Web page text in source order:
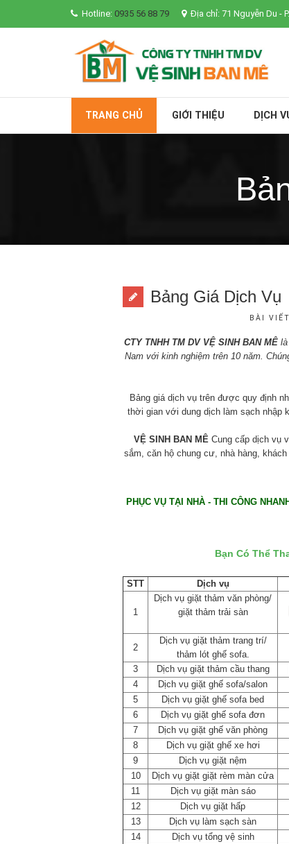
Hotline: 0935 56 88 79 Địa chỉ: 71 Nguyễn Du -
TRANG CHỦ GIỚI THIỆU DỊCH
Bảng Giá Dịch Vụ
BÀI
CTY TNHH TM DV VỆ SINH BAN MÊ
Nam với kinh nghiệm trên 10 năm.
Bảng giá dịch vụ trên được quy định
thời gian với dung dịch làm sạch nhập
VỆ SINH BAN MÊCung cấp dịch vụ
sắm, căn hộ chung cư, nhà hàng,
PHỤC VỤ TẠI NHÀ - THI CÔNG
Bạn Có Thể
STT Dịch vụ
1
Dịch vụ giặt thảm văn phòng/
giặt thảm trải sàn
2
Dịch vụ giặt thảm trang trí/
thảm lót ghế sofa.
3 Dịch vụ giặt thảm cầu thang
4
Dịch vụ giặt ghế sofa/salon
5
Dịch vụ giặt ghế sofa bed
6
Dịch vụ giặt ghế sofa đơn
7
Dịch vụ giặt ghế văn phòng
8
Dịch vụ giặt ghế xe hơi
9
Dịch vụ giặt nệm
10
Dịch vụ giặt giặt rèm màn cửa
11
Dịch vụ giặt màn sáo
12
Dịch vụ giặt hấp
13
Dịch vụ làm sạch sàn
14
Dịch vụ tổng vệ sinh